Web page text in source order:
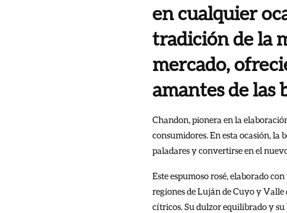
en cualquier
tradición de la
mercado,
amantes de las
Chandon, pionera en la
consumidores. En esta ocasión, la
paladares y convertirse en el
Este espumoso rosé, elaborado
regiones de Luján de Cuyo y
cítricos. Su dulzor equilibrado y